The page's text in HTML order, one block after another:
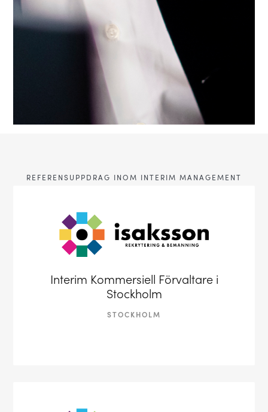
REFERENSUPPDRAG INOM INTERIM MANAGEMENT
Interim Kommersiell Förvaltare i
Stockholm
STOCKHOLM